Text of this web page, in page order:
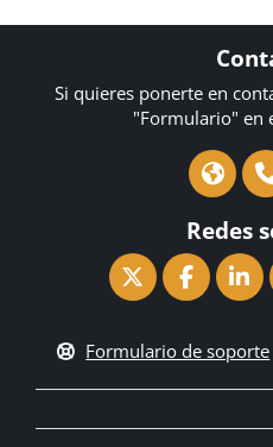
Si quieres ponerte en
"Formulario" en
Redes
Formulario de soporte